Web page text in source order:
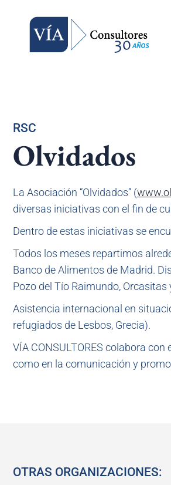
RSC
Olvidados
La Asociación “Olvidados” (
diversas iniciativas con el fin de
Dentro de estas iniciativas se
Todos los meses repartimos
Banco de Alimentos de Madrid.
Pozo del Tío Raimundo,
Asistencia internacional en
refugiados de Lesbos, Grecia).
VÍA CONSULTORES colabora
como en la comunicación y
OTRAS ORGANIZACIONES: